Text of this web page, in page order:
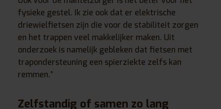
fysieke gestel. Ik zie ook dat er elektrische
driewielfietsen zijn die voor de stabiliteit zorgen
en het trappen veel makkelijker maken. Uit
onderzoek is namelijk gebleken dat fietsen met
trapondersteuning een spierziekte zelfs kan
remmen.”
Zelfstandig of samen zo lang